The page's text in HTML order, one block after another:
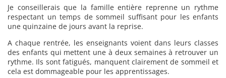
Je conseillerais que la famille entière reprenne un rythme
respectant un temps de sommeil suffisant pour les enfants
une quinzaine de jours avant la reprise.
A chaque rentrée, les enseignants voient dans leurs classes
des enfants qui mettent une à deux semaines à retrouver un
rythme. Ils sont fatigués, manquent clairement de sommeil et
cela est dommageable pour les apprentissages.